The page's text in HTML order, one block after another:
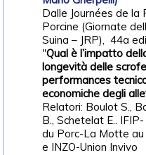
Dalle Journées de la
Porcine (Giornate
Suina – JRP), 44a
"Qual è l’impatto
longevità delle
performances
economiche degli
Relatori: Boulot S.,
B., Schetelat E..
du Porc-La Motte au
e INZO-Union Invivo